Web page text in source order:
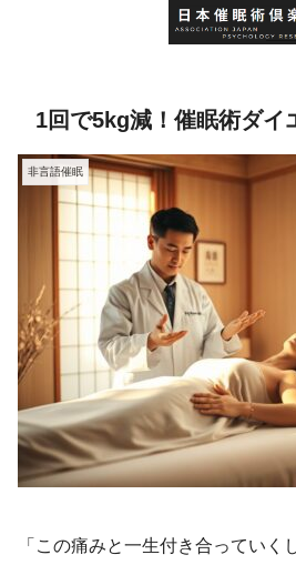
1回で5kg減！催眠術ダイ
非言語催眠
「この痛みと一生付き合ってい